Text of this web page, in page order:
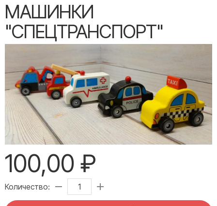
МАШИНКИ
"СПЕЦТРАНСПОРТ"
100,00 ₽
Количество: